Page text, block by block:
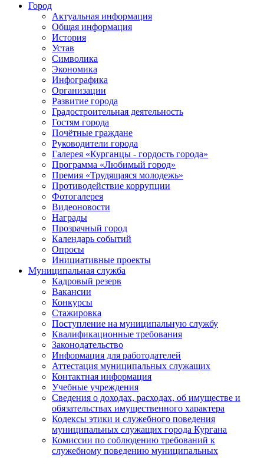
Город
Актуальная информация
Общая информация
История
Устав
Символика
Экономика
Инфографика
Организации
Развитие города
Градостроительная деятельность
Гостям города
Почётные граждане
Руководители города
Галерея «Курганцы - гордость города»
Программа «Любимый город»
Премия «Трудящаяся молодежь»
Противодействие коррупции
Фотогалерея
Видеоновости
Награды
Прозрачный город
Календарь событий
Опросы
Инициативные проекты
Муниципальная служба
Кадровый резерв
Вакансии
Конкурсы
Стажировка
Поступление на муниципальную службу
Квалификационные требования
Законодательство
Информация для работодателей
Аттестация муниципальных служащих
Контактная информация
Учебные учреждения
Сведения о доходах, расходах, об имуществе и
обязательствах имущественного характера
Кодексы этики и служебного поведения
муниципальных служащих города Кургана
Комиссии по соблюдению требований к
служебному поведению муниципальных